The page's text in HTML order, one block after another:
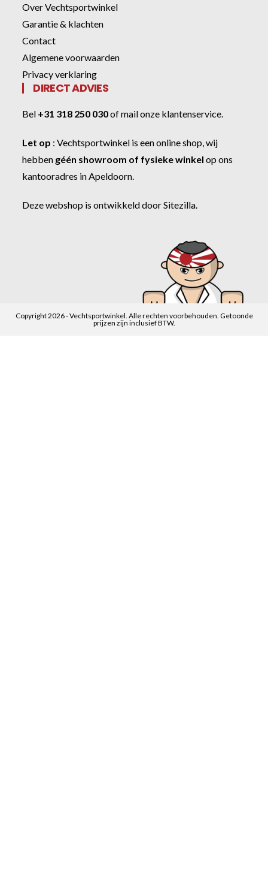
Over Vechtsportwinkel
Garantie & klachten
Contact
Algemene voorwaarden
Privacy verklaring
DIRECT ADVIES
Bel +31 318 250 030ofmail onze klantenservice
Let op :Vechtsportwinkel is een online shop, wij
hebben géén showroom of fysieke winkel op ons
kantooradres in Apeldoorn.
Deze webshop is ontwikkeld doorSitezilla
Copyright 2026 - Vechtsportwinkel. Alle rechten voorbehouden. Getoonde
prijzen zijn inclusief BTW.